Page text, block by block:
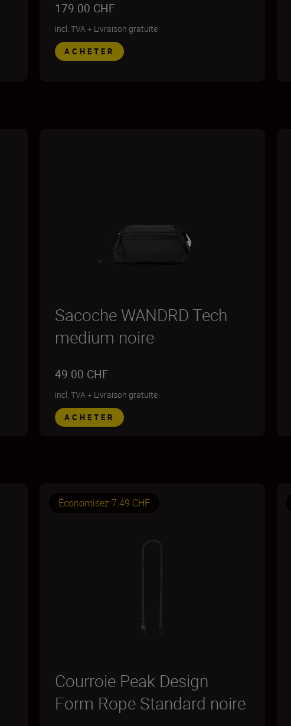
179.00 CHF
incl. TVA+ Livraison gratuite
ACHETER
Sacoche WANDRD Tech
medium noire
49.00 CHF
incl. TVA+ Livraison gratuite
ACHETER
Économisez 7.49 CHF
Courroie Peak Design
Form Rope Standard noire